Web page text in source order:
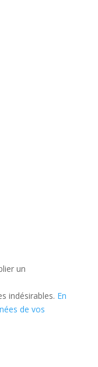
un
indésirables. En
de vos